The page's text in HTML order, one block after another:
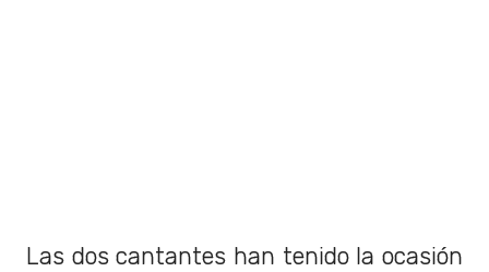
Las dos cantantes han tenido la ocasión